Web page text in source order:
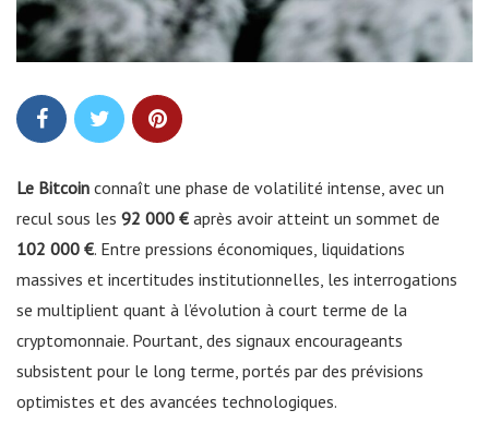
Le Bitcoin connaît une phase de volatilité intense, avec un
recul sous les 92 000 € après avoir atteint un sommet de
102 000 €. Entre pressions économiques, liquidations
massives et incertitudes institutionnelles, les interrogations
se multiplient quant à l’évolution à court terme de la
cryptomonnaie. Pourtant, des signaux encourageants
subsistent pour le long terme, portés par des prévisions
optimistes et des avancées technologiques.